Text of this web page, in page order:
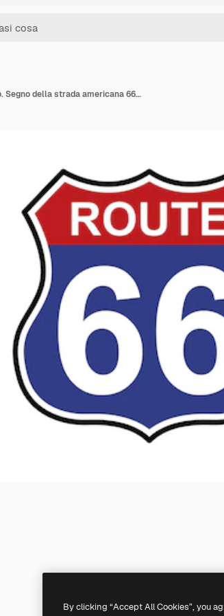
Icona del vettore Route 66 su sfondo bianco. Segno della strada americana 66. Vettore 10 EPS.
By clicking “Accept All Cookies”, you